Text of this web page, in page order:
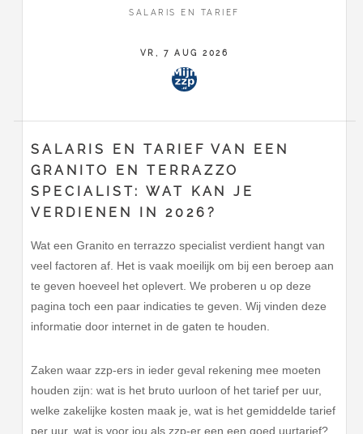
SALARIS EN TARIEF
VR, 7 AUG 2026
SALARIS EN TARIEF VAN EEN
GRANITO EN TERRAZZO
SPECIALIST: WAT KAN JE
VERDIENEN IN 2026?
Wat een Granito en terrazzo specialist verdient hangt van
veel factoren af. Het is vaak moeilijk om bij een beroep aan
te geven hoeveel het oplevert. We proberen u op deze
pagina toch een paar indicaties te geven. Wij vinden deze
informatie door internet in de gaten te houden.
Zaken waar zzp-ers in ieder geval rekening mee moeten
houden zijn: wat is het bruto uurloon of het tarief per uur,
welke zakelijke kosten maak je, wat is het gemiddelde tarief
per uur, wat is voor jou als zzp-er een een goed uurtarief?